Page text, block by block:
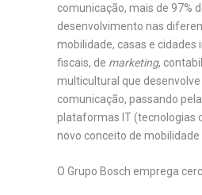
comunicação, mais de 97%
desenvolvimento nas
mobilidade, casas e
fiscais, de marketing,
multicultural que
comunicação, passando
plataformas IT (tecnologias
novo conceito de mobilidade
O Grupo Bosch emprega